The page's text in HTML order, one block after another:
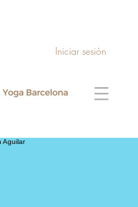
Iniciar sesión